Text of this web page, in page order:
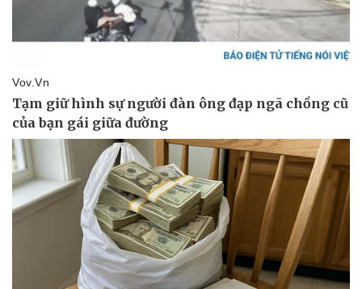
Quân sự - Quốc phòng
Vũ khí